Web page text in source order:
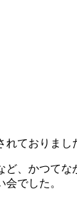
ておりまし
、かつてな
でした。